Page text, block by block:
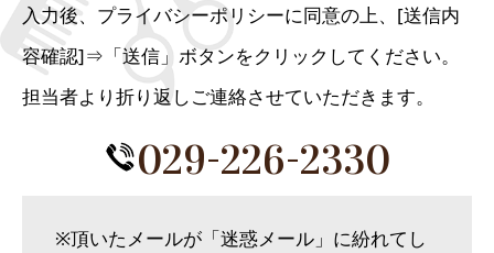
入力後、プライバシーポリシーに同意の上、[送信内
容確認]⇒「送信」ボタンをクリックしてください。
担当者より折り返しご連絡させていただきます。
029-226-2330
※頂いたメールが「迷惑メール」に紛れてし